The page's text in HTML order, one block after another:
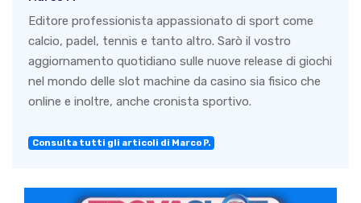
Editore professionista appassionato di sport come
calcio, padel, tennis e tanto altro. Sarò il vostro
aggiornamento quotidiano sulle nuove release di giochi
nel mondo delle slot machine da casino sia fisico che
online e inoltre, anche cronista sportivo.
Consulta tutti gli articoli di Marco P.